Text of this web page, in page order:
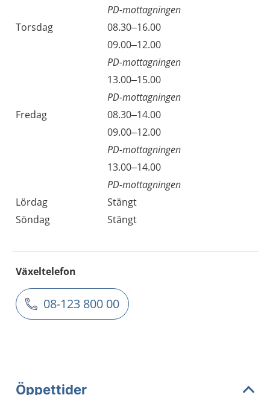
PD-mottagningen
Torsdag
08.30–16.00
09.00–12.00
PD-mottagningen
13.00–15.00
PD-mottagningen
Fredag
08.30–14.00
09.00–12.00
PD-mottagningen
13.00–14.00
PD-mottagningen
Lördag
Stängt
Söndag
Stängt
Växeltelefon
08-123 800 00
Öppettider